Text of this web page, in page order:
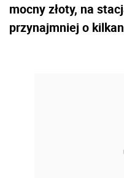
mocny złoty, na
przynajmniej o